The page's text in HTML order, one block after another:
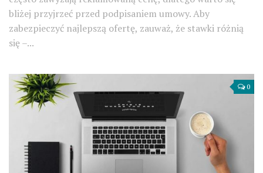
bliżej przyjrzeć przed podpisaniem umowy. Aby
zabezpieczyć najlepszą ofertę, zauważ, że stawki różnią
się –...
0